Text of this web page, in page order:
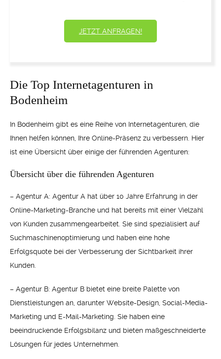
JETZT ANFRAGEN!
Die Top Internetagenturen in
Bodenheim
In Bodenheim gibt es eine Reihe von Internetagenturen, die
Ihnen helfen können, Ihre Online-Präsenz zu verbessern. Hier
ist eine Übersicht über einige der führenden Agenturen:
Übersicht über die führenden Agenturen
– Agentur A: Agentur A hat über 10 Jahre Erfahrung in der
Online-Marketing-Branche und hat bereits mit einer Vielzahl
von Kunden zusammengearbeitet. Sie sind spezialisiert auf
Suchmaschinenoptimierung und haben eine hohe
Erfolgsquote bei der Verbesserung der Sichtbarkeit ihrer
Kunden.
– Agentur B: Agentur B bietet eine breite Palette von
Dienstleistungen an, darunter Website-Design, Social-Media-
Marketing und E-Mail-Marketing. Sie haben eine
beeindruckende Erfolgsbilanz und bieten maßgeschneiderte
Lösungen für jedes Unternehmen.